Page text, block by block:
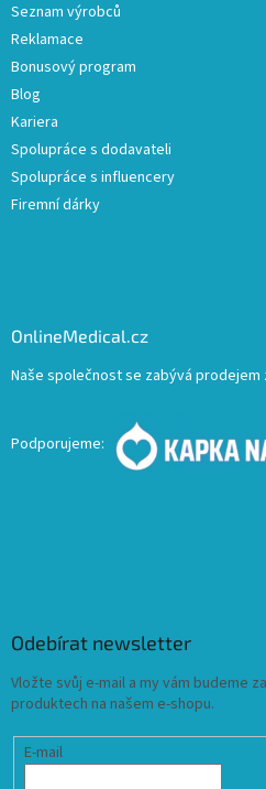
Seznam výrobců
Reklamace
Bonusový program
Blog
Kariera
Spolupráce s dodavateli
Spolupráce s influencery
Firemní dárky
OnlineMedical.cz
Naše společnost se zabývá
Podporujeme:
Odebírat newsletter
Vložte svůj e-mail a my vám budeme
produktech na našem e-shopu.
E-mail